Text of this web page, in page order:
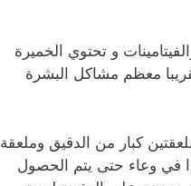
و تحتوي الخميرة
معظم مشاكل البشرة
كبار من الدقيق وملعقة
في وعاء حتى يتم الحصول